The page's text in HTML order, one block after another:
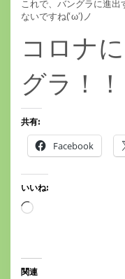
これで、バングラに進
ないですね(‘ω’)ノ
コロナ
グラ！！
共有:
Facebook
いいね:
読
中…
関連